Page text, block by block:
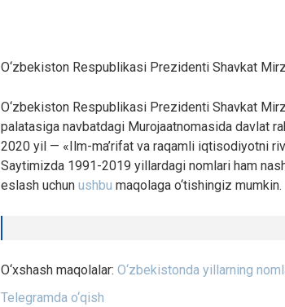
O‘zbekiston Respublikasi Prezidenti Shavkat
O‘zbekiston Respublikasi Prezidenti Shavkat
palatasiga navbatdagi Murojaatnomasida davlat
2020 yil — «Ilm-ma’rifat va raqamli iqtisodiyotni
Saytimizda 1991-2019 yillardagi nomlari ham
eslash uchun ushbu maqolaga o‘tishingiz mumkin.
O‘xshash maqolalar: O‘zbekistonda yillarning
Telegramda o‘qish